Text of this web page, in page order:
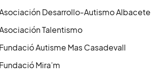
Desarrollo-Autismo Albacete
Talentismo
Fundació Autisme Mas Casadevall
Fundació Mira’m